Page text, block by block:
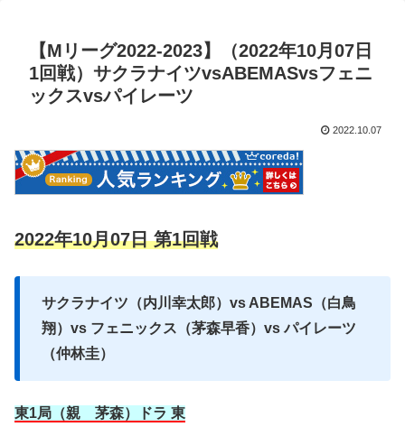
【Mリーグ2022-2023】（2022年10月07日
1回戦）サクラナイツvsABEMASvsフェニ
ックスvsパイレーツ
2022.10.07
2022年10月07日 第1回戦
サクラナイツ（内川幸太郎）vs ABEMAS（白鳥
翔）vs フェニックス（茅森早香）vs パイレーツ
（仲林圭）
東1局（親 茅森）ドラ 東